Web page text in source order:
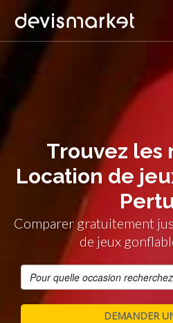
Trouvez les
Location de
Comparer gratuitement
de jeux